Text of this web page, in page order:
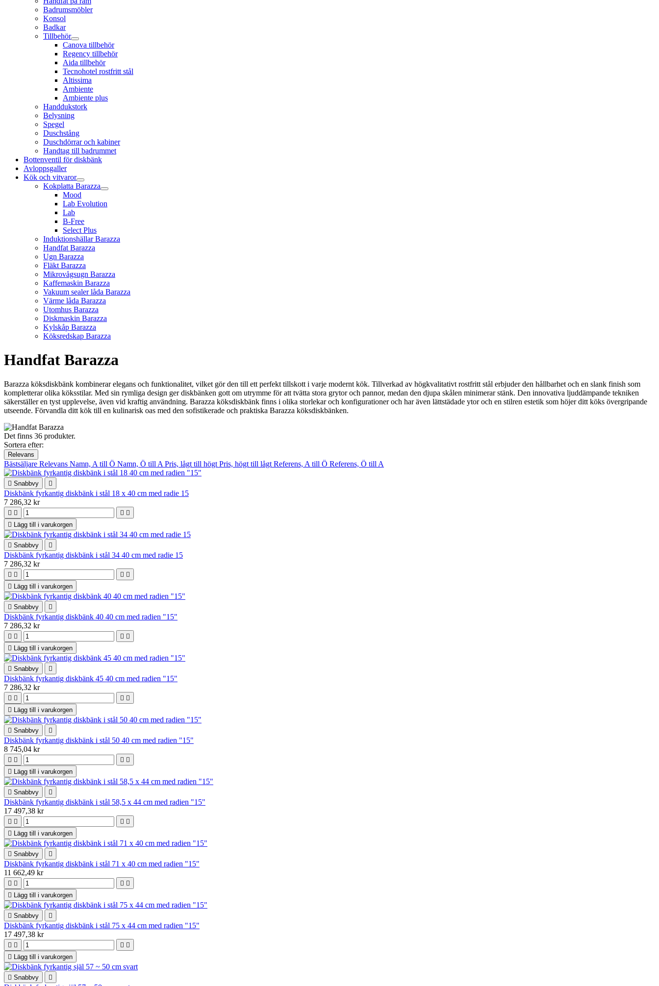
Badrumsmöbler
Konsol
Badkar
Tillbehör
Canova tillbehör
Regency tillbehör
Aida tillbehör
Tecnohotel rostfritt stål
Altissima
Ambiente
Ambiente plus
Handdukstork
Belysning
Spegel
Duschstång
Duschdörrar och kabiner
Handtag till badrummet
Bottenventil för diskbänk
Avloppsgaller
Kök och vitvaror
Kokplatta Barazza
Mood
Lab Evolution
Lab
B-Free
Select Plus
Induktionshällar Barazza
Handfat Barazza
Ugn Barazza
Fläkt Barazza
Mikrovågsugn Barazza
Kaffemaskin Barazza
Vakuum sealer låda Barazza
Värme låda Barazza
Utomhus Barazza
Diskmaskin Barazza
Kylskåp Barazza
Köksredskap Barazza
Handfat Barazza
Barazza köksdiskbänk kombinerar elegans och funktionalitet, vilket gör den till ett perfekt tillskott i varje modernt kök. Tillverkad av högkvalitativt rostfritt stål erbjuder den hållbarhet och en slank finish som
kompletterar olika köksstilar. Med sin rymliga design ger diskbänken gott om utrymme för att tvätta stora grytor och pannor, medan den djupa skålen minimerar stänk. Den innovativa ljuddämpande tekniken
säkerställer en tyst upplevelse, även vid kraftig användning. Barazza köksdiskbänk finns i olika storlekar och konfigurationer och har även lättstädade ytor och en stilren estetik som höjer ditt köks övergripande
utseende. Förvandla ditt kök till en kulinarisk oas med den sofistikerade och praktiska Barazza köksdiskbänken.
Det finns 36 produkter.
Sortera efter:
Relevans
Bästsäljare Relevans Namn, A till Ö Namn, Ö till A Pris, lågt till högt Pris, högt till lågt Referens, A till Ö Referens, Ö till A
 Snabbvy 
Diskbänk fyrkantig diskbänk i stål 18 x 40 cm med radie 15
7 286,32 kr
   

Lägg till i varukorgen
 Snabbvy 
Diskbänk fyrkantig diskbänk i stål 34 40 cm med radie 15
7 286,32 kr
   

Lägg till i varukorgen
 Snabbvy 
Diskbänk fyrkantig diskbänk 40 40 cm med radien "15"
7 286,32 kr
   

Lägg till i varukorgen
 Snabbvy 
Diskbänk fyrkantig diskbänk 45 40 cm med radien "15"
7 286,32 kr
   

Lägg till i varukorgen
 Snabbvy 
Diskbänk fyrkantig diskbänk i stål 50 40 cm med radien "15"
8 745,04 kr
   

Lägg till i varukorgen
 Snabbvy 
Diskbänk fyrkantig diskbänk i stål 58,5 x 44 cm med radien "15"
17 497,38 kr
   

Lägg till i varukorgen
 Snabbvy 
Diskbänk fyrkantig diskbänk i stål 71 x 40 cm med radien "15"
11 662,49 kr
   

Lägg till i varukorgen
 Snabbvy 
Diskbänk fyrkantig diskbänk i stål 75 x 44 cm med radien "15"
17 497,38 kr
   

Lägg till i varukorgen
 Snabbvy 